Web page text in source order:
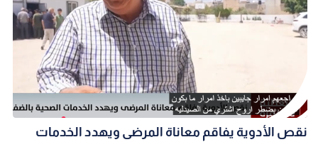
نقص الأدوية يفاقم معاناة المرضى ويهدد الخدمات